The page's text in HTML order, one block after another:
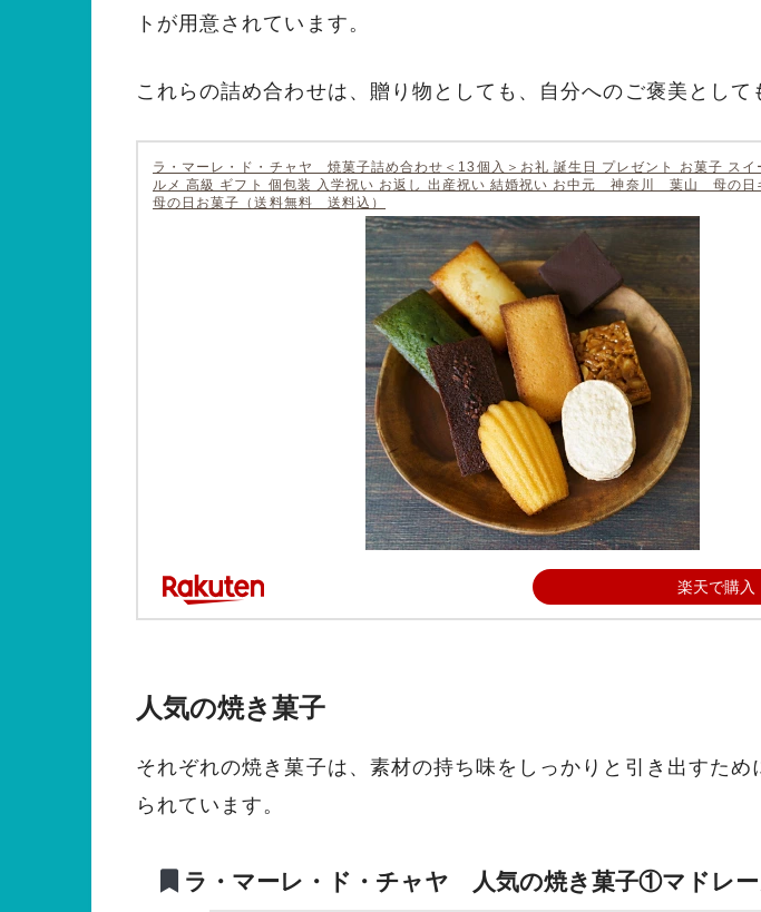
トが用意されています。
これらの詰め合わせは、贈り物としても、自分へのご褒美として
ラ・マーレ・ド・チャヤ 焼菓子詰め合わせ＜13個入＞お礼 誕生日 プレゼント お菓子 スイ
ルメ 高級 ギフト 個包装 入学祝い お返し 出産祝い 結婚祝い お中元 神奈川 葉山 母の日
母の日お菓子（送料無料 送料込）
楽天で購入
人気の焼き菓子
それぞれの焼き菓子は、素材の持ち味をしっかりと引き出すため
られています。
ラ・マーレ・ド・チャヤ 人気の焼き菓子①マドレ